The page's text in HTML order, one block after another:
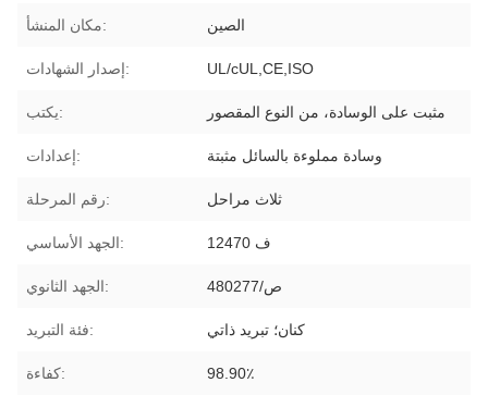
مكان المنشأ: الصين
إصدار الشهادات: UL/cUL,CE,ISO
يكتب: مثبت على الوسادة، من النوع المقصور
إعدادات: وسادة مملوءة بالسائل مثبتة
رقم المرحلة: ثلاث مراحل
الجهد الأساسي: 12470 ف
الجهد الثانوي: 480ص/277
فئة التبريد: كنان؛ تبريد ذاتي
كفاءة: 98.90٪